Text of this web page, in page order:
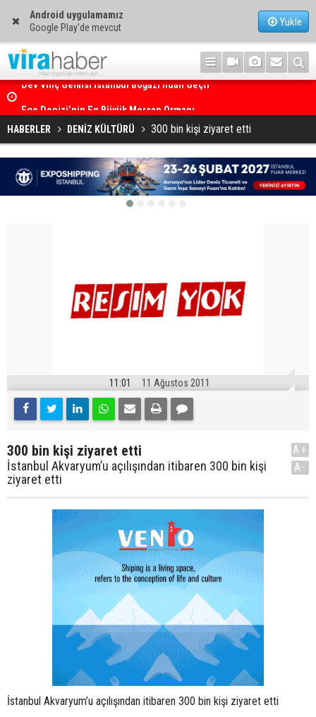
Android uygulamamız
Google Play'de mevcut
Yükle
HABERLER DENİZ KÜLTÜRÜ 300 bin kişi ziyaret etti
11:01 11 Ağustos 2011
300 bin kişi ziyaret etti
İstanbul Akvaryum’u açılışından itibaren 300 bin kişi
ziyaret etti
A+
A-
İstanbul Akvaryum’u açılışından itibaren 300 bin kişi ziyaret etti